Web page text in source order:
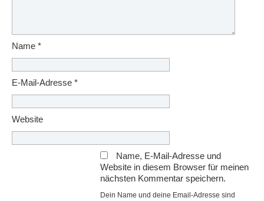
Name *
E-Mail-Adresse *
Website
Name, E-Mail-Adresse und
Website in diesem Browser für meinen
nächsten Kommentar speichern.
Dein Name und deine Email-Adresse sind